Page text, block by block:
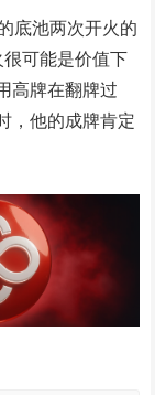
底池两次开火的
可能是价值下
高牌在翻牌过
，他的成牌肯定